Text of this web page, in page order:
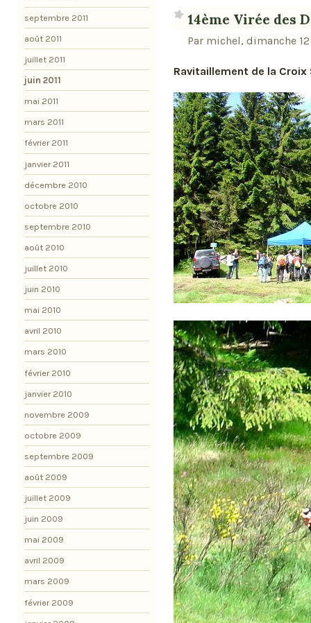
14ème Virée des
Par michel, dimanche
Ravitaillement de la Croix
septembre 2011
août 2011
juillet 2011
juin 2011
mai 2011
mars 2011
février 2011
janvier 2011
décembre 2010
octobre 2010
septembre 2010
août 2010
juillet 2010
juin 2010
mai 2010
avril 2010
mars 2010
février 2010
janvier 2010
novembre 2009
octobre 2009
septembre 2009
août 2009
juillet 2009
juin 2009
mai 2009
avril 2009
mars 2009
février 2009